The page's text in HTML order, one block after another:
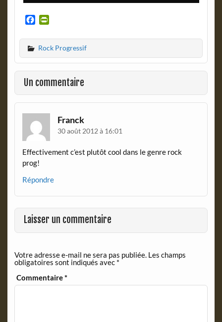
c
e
b
o
o
k
i
n
t
F
r
i
Rock Progressif
Un commentaire
Franck
30 août 2012 à 16:01
Effectivement c’est plutôt cool dans le genre rock
prog!
Répondre
Laisser un commentaire
Votre adresse e-mail ne sera pas publiée. Les champs
obligatoires sont indiqués avec *
Commentaire*